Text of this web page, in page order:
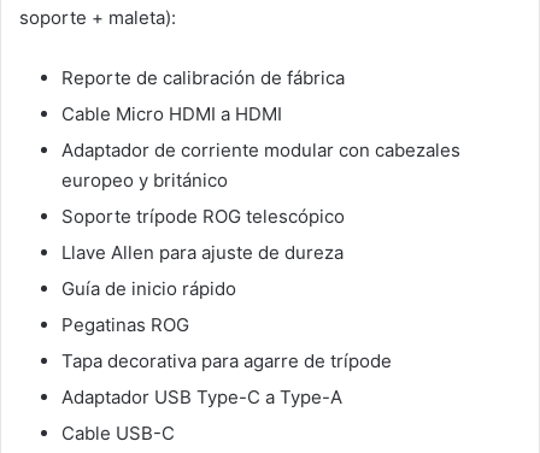
soporte + maleta):
Reporte de calibración de fábrica
Cable Micro HDMI a HDMI
Adaptador de corriente modular con cabezales
europeo y británico
Soporte trípode ROG telescópico
Llave Allen para ajuste de dureza
Guía de inicio rápido
Pegatinas ROG
Tapa decorativa para agarre de trípode
Adaptador USB Type-C a Type-A
Cable USB-C